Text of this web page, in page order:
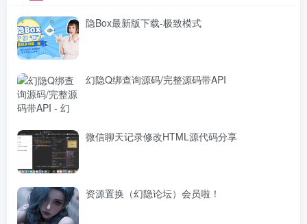
隐Box最新版下载-极致模式
幻隐Q绑查询源码/完整源码带API
微信聊天记录修改HTML源代码分享
资源置换（幻隐论坛）会员啦！